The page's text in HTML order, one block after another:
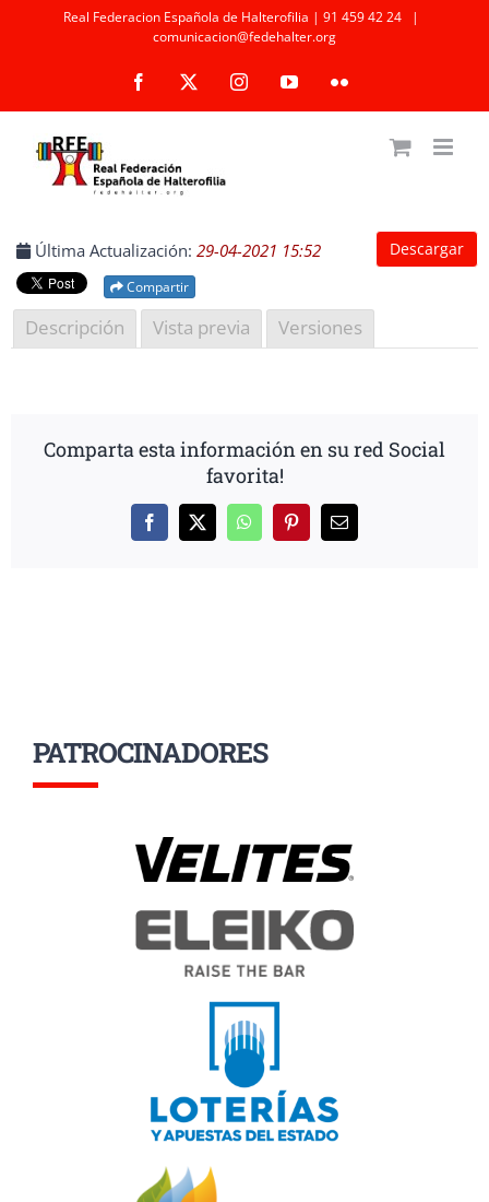
Real Federacion Española de Halterofilia | 91 459 42 24
|
comunicacion@fedehalter.org
Facebook InstagramYouTubeFlickr
Descargar
Última Actualización: 29-04-2021 15:52
Compartir
Descripción Vista previa Versiones
Comparta esta información en su red Social
favorita!
Facebook
X WhatsAppPinterestCorreo
PATROCINADORES